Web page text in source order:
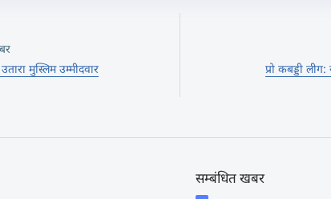
मुस्लिम उम्मीदवार
प्रो कबड्डी
सम्बंधित खबर